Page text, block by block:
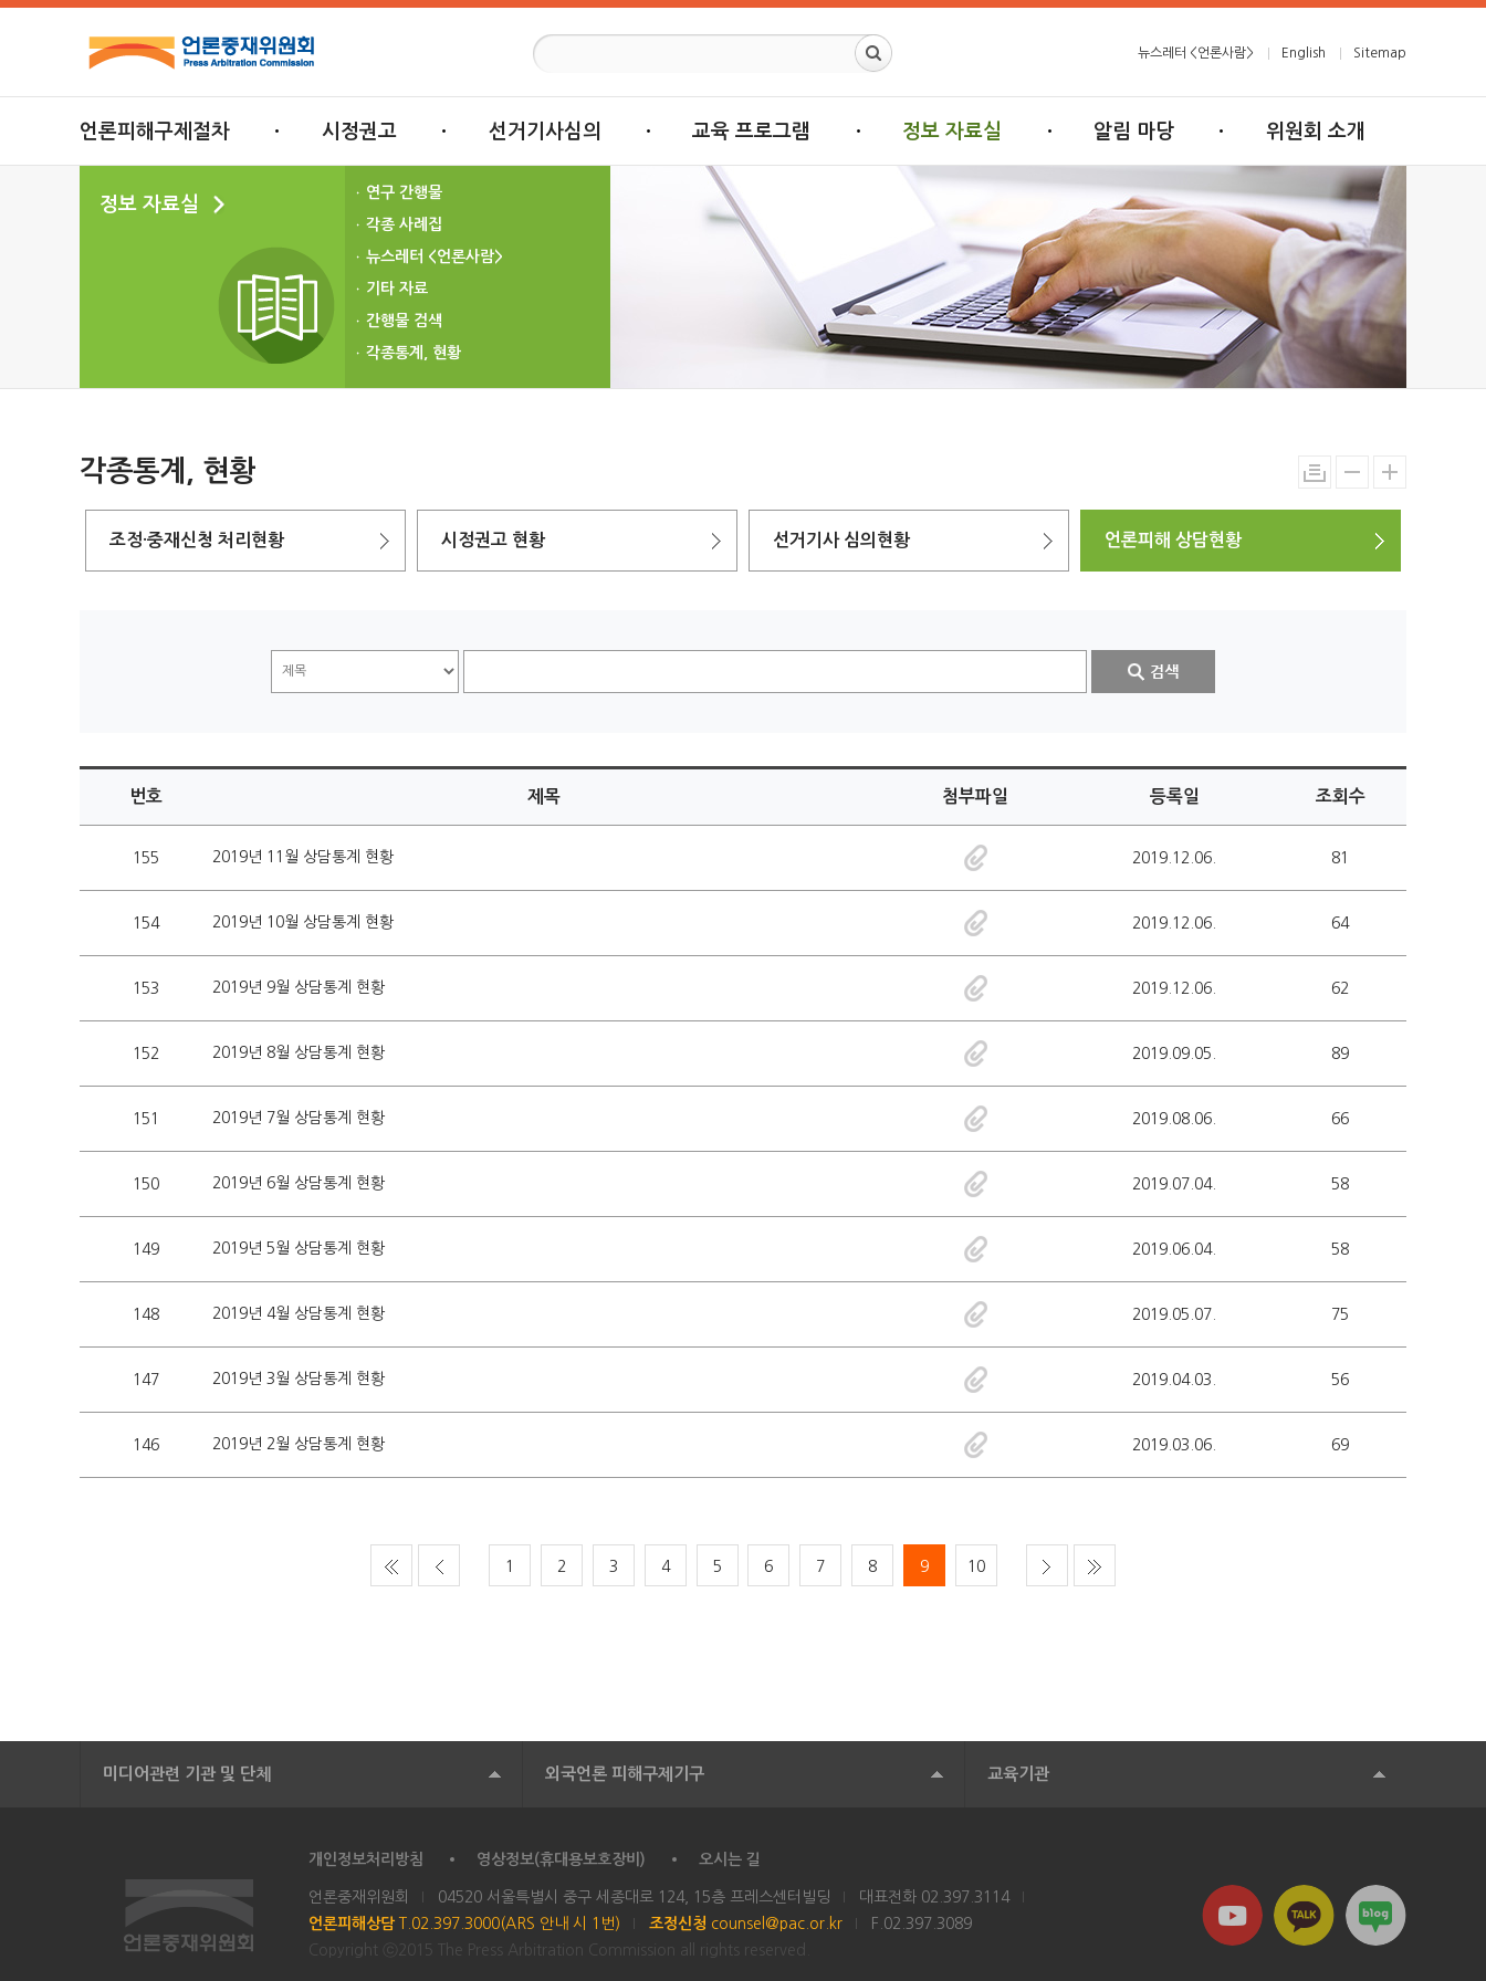
뉴스레터 <언론사람> English Sitemap
언론피해구제절차 시정권고 선거기사심의 교육 프로그램 정보 자료실 알림 마당 위원회 소개
정보 자료실
연구 간행물
각종 사례집
뉴스레터 <언론사람>
기타 자료
간행물 검색
각종통계, 현황
각종통계, 현황
조정·중재신청 처리현황 시정권고 현황 선거기사 심의현황 언론피해 상담현황
번호 제목 첨부파일 등록일 조회수
155 2019년 11월 상담통계 현황 2019.12.06. 81
154 2019년 10월 상담통계 현황 2019.12.06. 64
153 2019년 9월 상담통계 현황 2019.12.06. 62
152 2019년 8월 상담통계 현황 2019.09.05. 89
151 2019년 7월 상담통계 현황 2019.08.06. 66
150 2019년 6월 상담통계 현황 2019.07.04. 58
149 2019년 5월 상담통계 현황 2019.06.04. 58
148 2019년 4월 상담통계 현황 2019.05.07. 75
147 2019년 3월 상담통계 현황 2019.04.03. 56
146 2019년 2월 상담통계 현황 2019.03.06. 69
1 2 3 4 5 6 7 8 9 10
미디어관련 기관 및 단체 외국언론 피해구제기구 교육기관
개인정보처리방침 영상정보(휴대용보호장비) 오시는 길
언론중재위원회 04520 서울특별시 중구 세종대로 124, 15층 프레스센터빌딩 대표전화 02.397.3114
언론피해상담 T.02.397.3000(ARS 안내 시 1번) 조정신청 counsel@pac.or.kr
F.02.397.3089
Copyright ⓒ2015 The Press Arbitration Commission all rights reserved.